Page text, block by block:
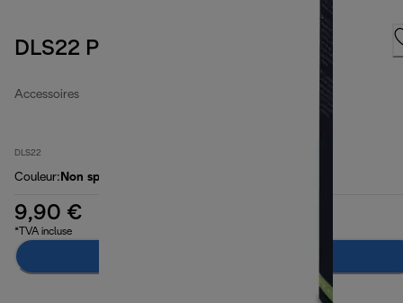
DLS22 Paper filter bags
Accessoires
DLS22
Couleur: Non spécifié
9,90 €
*TVA incluse